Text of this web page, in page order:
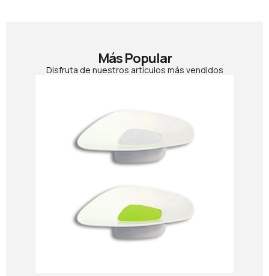
Más Popular
Disfruta de nuestros artículos más vendidos